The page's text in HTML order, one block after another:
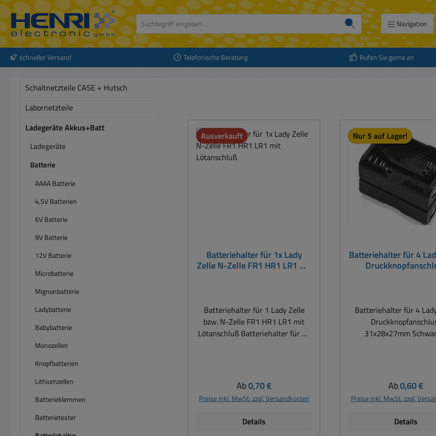
Hauptinhalt springen
Zur Suche springen
Zur Hauptnavigation springen
Navigation
schneller Versand Telefonische Beratung Rufen Sie gerne an
Schaltnetzteile CASE + Hutsch
Labornetzteile
Ladegeräte Akkus+Batt
Ladegeräte
Batterie
AAAA Batterie
4,5V Batterien
6V Batterie
9V Batterie
12V Batterie
Microbatterie
Mignonbatterie
Ladybatterie
Babybatterie
Monozellen
Knopfbatterien
Lithiumzellen
Batterieklemmen
Batterietester
Ausverkauft
Batteriehalter für 1x Lady
Zelle N-Zelle FR1 HR1 LR1 mit
Batteriehalter für 1 Lady Zelle
bzw. N-Zelle FR1 HR1 LR1 mit
Lötanschluß Batteriehalter für N-
Schwarzer Kunststoffhalter 1x N-
Zelle also Ladybatterien oder
Ladyakkus. Lötanschluß
siehe auch Zeichnug weitere
Regulärer Preis:
Ab0,70 €
Preise inkl. MwSt. zzgl. Versandkosten
Details
Nur 5 auf Lager!
Batteriehalter für 4
Batteriehalter für 4
31x28x27mm
31x28x27mm
Regulärer
Ab0,60 €
Preise inkl. MwSt. zzgl.
Details